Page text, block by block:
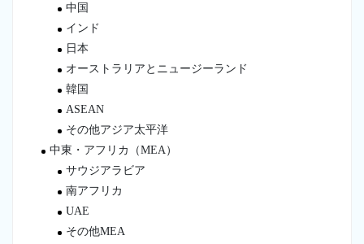
中国
インド
日本
オーストラリアとニュージーランド
韓国
ASEAN
その他アジア太平洋
中東・アフリカ（MEA）
サウジアラビア
南アフリカ
UAE
その他MEA